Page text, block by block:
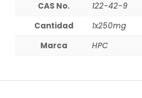
CAS No.
122-42-9
Cantidad
1x250mg
Marca
HPC